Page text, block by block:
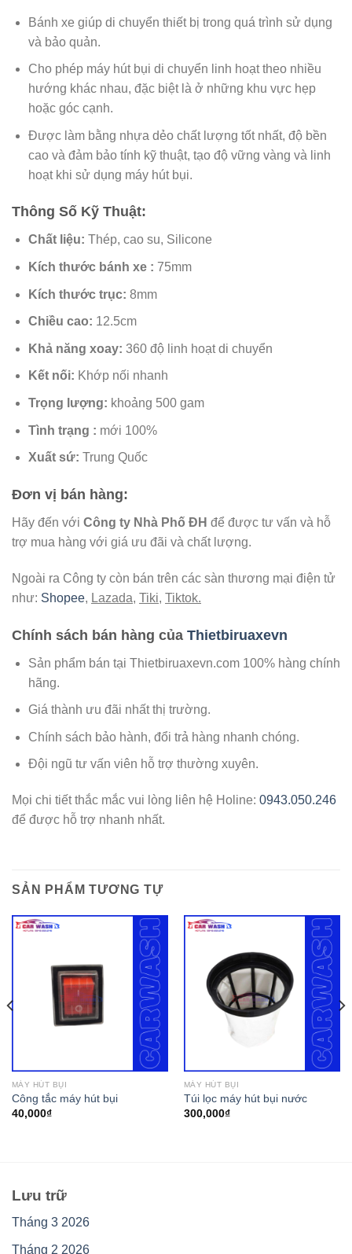
Bánh xe giúp di chuyển thiết bị trong quá trình sử dụng
và bảo quản.
Cho phép máy hút bụi di chuyển linh hoạt theo nhiều
hướng khác nhau, đặc biệt là ở những khu vực hẹp
hoặc góc cạnh.
Được làm bằng nhựa dẻo chất lượng tốt nhất, độ bền
cao và đảm bảo tính kỹ thuật, tạo độ vững vàng và linh
hoạt khi sử dụng máy hút bụi.
Thông Số Kỹ Thuật:
Chất liệu: Thép, cao su, Silicone
Kích thước bánh xe : 75mm
Kích thước trục: 8mm
Chiều cao: 12.5cm
Khả năng xoay: 360 độ linh hoạt di chuyển
Kết nối: Khớp nối nhanh
Trọng lượng: khoảng 500 gam
Tình trạng : mới 100%
Xuấtsứ: Trung Quốc
Đơn vị bán hàng:
Hãy đến với Công ty Nhà Phố ĐH để được tư vấn và hỗ
trợ mua hàng với giá ưu đãi và chất lượng.
Ngoài ra Công ty còn bán trên các sàn thương mại điện tử
như: Shopee, Lazada, Tiki, Tiktok.
Chính sách bán hàng của Thietbiruaxevn
Sản phẩm bán tại Thietbiruaxevn.com 100% hàng chính
hãng.
Giá thành ưu đãi nhất thị trường.
Chính sách bảo hành, đổi trả hàng nhanh chóng.
Đội ngũ tư vấn viên hỗ trợ thường xuyên.
Mọi chi tiết thắc mắc vui lòng liên hệ Holine: 0943.050.246
để được hỗ trợ nhanh nhất.
SẢN PHẨM TƯƠNG TỰ
MÁY HÚT BỤI
Công tắc máy hút bụi
40,000₫
MÁY HÚT BỤI
Túi lọc máy hút bụi nước
300,000₫
Lưu trữ
Tháng 3 2026
Tháng 2 2026